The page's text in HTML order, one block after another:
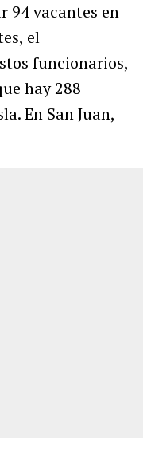
94 vacantes en
el
funcionarios,
hay 288
En San Juan,